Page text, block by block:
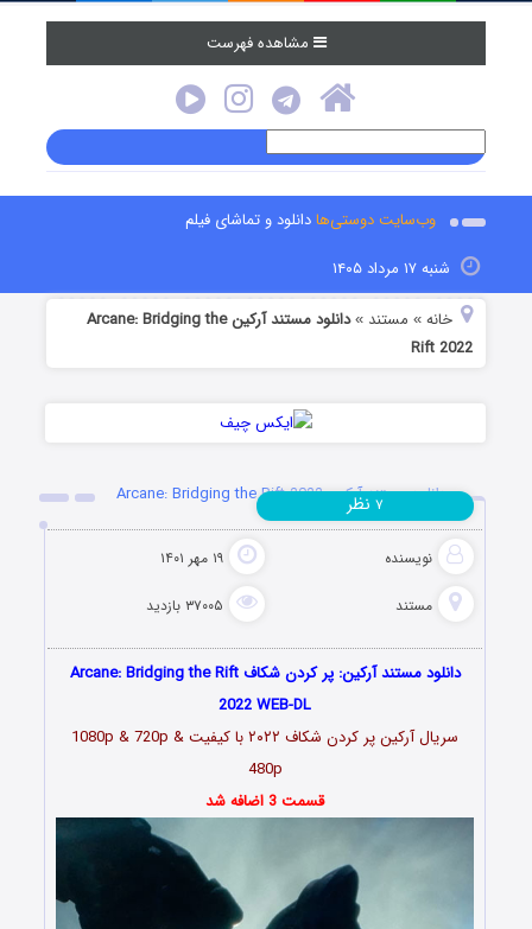
مشاهده فهرست
وب‌سایت دوستی‌هادانلود و تماشای فیلم
شنبه ۱۷ مرداد ۱۴۰۵
خانه » مستند »
دانلود مستند آرکین Arcane: Bridging the
Rift 2022
دانلود مستند آرکین Arcane: Bridging the Rift 2022
نویسنده ۱۹ مهر ۱۴۰۱
مستند ۳۷۰۰۵ بازدید
۷ نظر
دانلود مستند آرکین: پر کردن شکاف Arcane: Bridging the Rift
2022 WEB-DL
سریال آرکین پر کردن شکاف ۲۰۲۲ با کیفیت 1080p & 720p &
480p
قسمت 3 اضافه شد